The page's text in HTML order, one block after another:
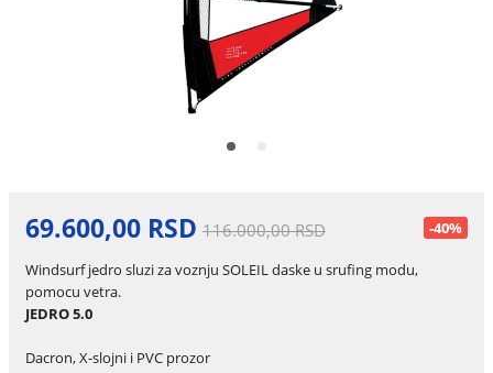
69.600,00 RSD 116.000,00 RSD -40%
Windsurf jedro sluzi za voznju SOLEIL daske u srufing modu,
pomocu vetra.
JEDRO 5.0
Dacron, X-slojni i PVC prozor